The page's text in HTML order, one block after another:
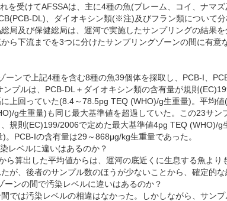
を受けてAFSSAは、主に4種の魚(ブレーム、コイ、ナマ
DL)、ダイオキシン類(※注)及びフラン類について
局及び保健総局は、運河で実施したサンプリングの結果
ら下流までを3つに分けたサンプリングゾーンの間に有意
ンで上記4種を含む8種の魚39個体を採取し、PCB-I、
ンプルは、PCB-DL＋ダイオキシン類の含有量が規則
上回っていた(8.4～78.5pg TEQ (WHO)/g生重量)。平均
g生重量)も同じ最大基準値を超過していた。この23サン
規則(EC)199/2006で定めた最大基準値4pg TEQ (WHO)/
。PCB-Iの含有量は29～868μg/kg生重量であった。
レベルに違いはあるのか？
ら算出した平均値からは、運河の底近くに生息する魚より
が、後者のサンプル数のほうが少ないことから、確定的な
ーンの間で汚染レベルに違いはあるのか？
では汚染レベルの相違はなかった。しかしながら、サン